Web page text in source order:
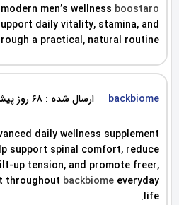
men’s wellness boostaro
daily vitality, stamina, and
a practical, natural routine.
backbiome ارسال شده : 68 روز پیش
daily wellness supplement
support spinal comfort, reduce
up tension, and promote freer,
throughout backbiome everyday
life.